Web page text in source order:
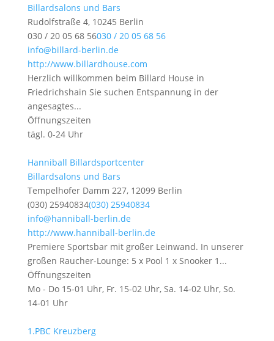
Billardsalons und Bars
Rudolfstraße 4, 10245 Berlin
030 / 20 05 68 56030 / 20 05 68 56
info@billard-berlin.de
http://www.billardhouse.com
Herzlich willkommen beim Billard House in
Friedrichshain Sie suchen Entspannung in der
angesagtes...
Öffnungszeiten
tägl. 0-24 Uhr
Hanniball Billardsportcenter
Billardsalons und Bars
Tempelhofer Damm 227, 12099 Berlin
(030) 25940834(030) 25940834
info@hanniball-berlin.de
http://www.hanniball-berlin.de
Premiere Sportsbar mit großer Leinwand. In unserer
großen Raucher-Lounge: 5 x Pool 1 x Snooker 1...
Öffnungszeiten
Mo - Do 15-01 Uhr, Fr. 15-02 Uhr, Sa. 14-02 Uhr, So.
14-01 Uhr
1.PBC Kreuzberg